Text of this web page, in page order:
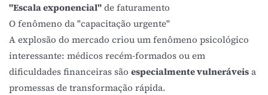
"Escala exponencial"de faturamento
O fenômeno da "capacitação urgente"
A explosão do mercado criou um fenômeno psicológico
interessante: médicos recém-formados ou em
dificuldades financeiras são especialmente vulneráveisa
promessas de transformação rápida.